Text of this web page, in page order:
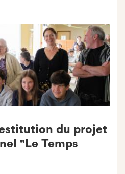
du projet
"Le Temps